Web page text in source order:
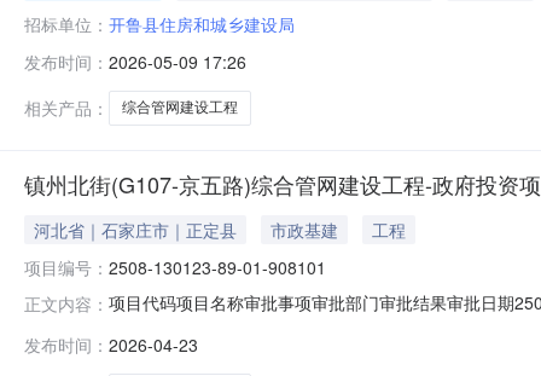
招标单位： 开鲁县住房和城乡建设局
发布时间： 2026-05-09 17:26
相关产品：
综合管网建设工程
镇州北街(G107-京五路)综合管网建设工程-政府投资
河北省｜石家庄市｜正定县 市政基建
工程
项目编号： 2508-130123-89-01-908101
正文内容： 项目代码项目名称审批事项审批部门审批结果审批日期
发布时间： 2026-04-23